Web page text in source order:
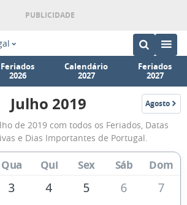
Feriados
2026
Calendário
2027
Feriados
2027
Calendário
de
Julho
de
2019
Julho 2019 Agosto
2019
de 2019 com todos os Feriados, Datas
e Dias Importantes de Portugal.
Qua Qui Sex Sáb Dom
3 4 5 6
7